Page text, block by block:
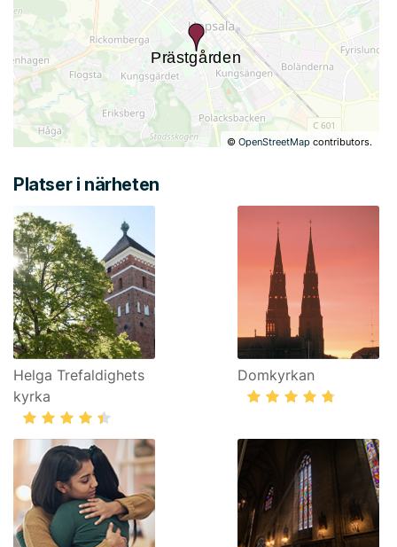
©OpenStreetMap contributors.
Platser i närheten
Helga Trefaldighets
kyrka
Domkyrkan